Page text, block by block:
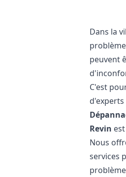
Dans la
peuvent
C'est
Revin
Nous
services